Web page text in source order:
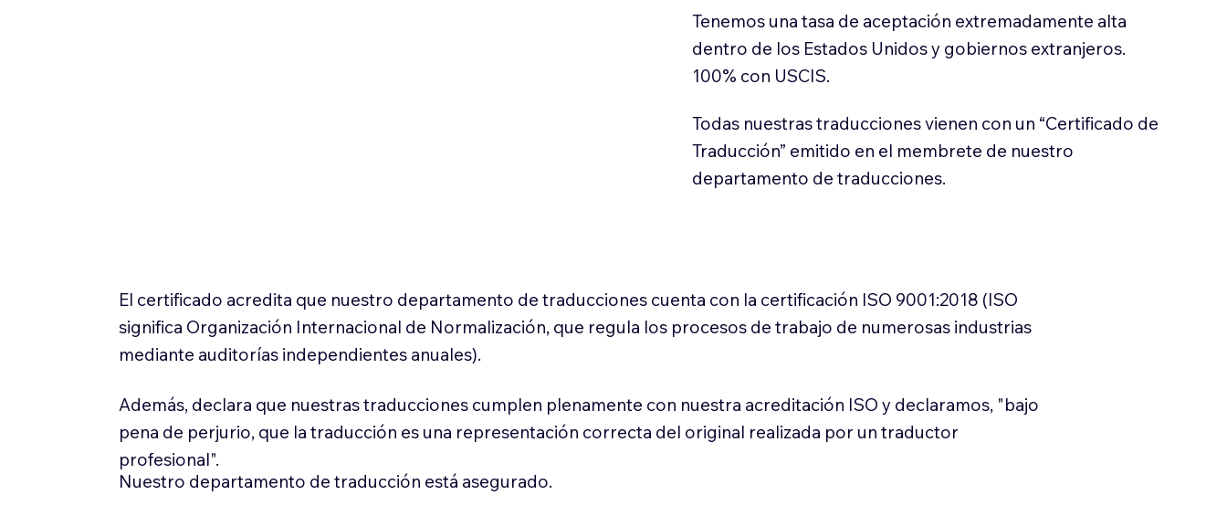
Tenemos una tasa de aceptación extremadamente alta
dentro de los Estados Unidos y gobiernos extranjeros.
100% con USCIS.
Todas nuestras traducciones vienen con un “Certificado de
Traducción” emitido en el membrete de nuestro
departamento de traducciones.
El certificado acredita que nuestro departamento de traducciones cuenta con la certificación ISO 9001:2018 (ISO
significa Organización Internacional de Normalización, que regula los procesos de trabajo de numerosas industrias
mediante auditorías independientes anuales).
Además, declara que nuestras traducciones cumplen plenamente con nuestra acreditación ISO y declaramos, "bajo
pena de perjurio, que la traducción es una representación correcta del original realizada por un traductor
profesional".
Nuestro departamento de traducción está asegurado.